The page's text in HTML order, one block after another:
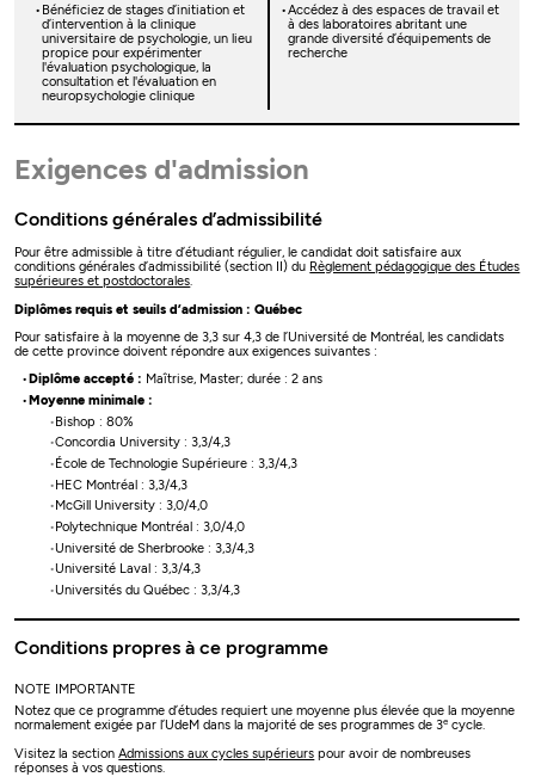
Bénéficiez de stages d’initiation et
d’intervention à la clinique
universitaire de psychologie, un lieu
propice pour expérimenter
l'évaluation psychologique, la
consultation et l'évaluation en
neuropsychologie clinique
Accédez à des espaces de travail et
à des laboratoires abritant une
grande diversité d’équipements de
recherche
Exigences d'admission
Conditions générales d’admissibilité
Pour être admissible à titre d’étudiant régulier, le candidat doit satisfaire aux
conditions générales d’admissibilité (section II) du Règlement pédagogique des Études
supérieures et postdoctorales.
Diplômes requis et seuils d’admission : Québec
Pour satisfaire à la moyenne de 3,3 sur 4,3 de l’Université de Montréal, les candidats
de cette province doivent répondre aux exigences suivantes :
Diplôme accepté : Maîtrise, Master; durée : 2 ans
Moyenne minimale :
Bishop : 80%
Concordia University : 3,3/4,3
École de Technologie Supérieure : 3,3/4,3
HEC Montréal : 3,3/4,3
McGill University : 3,0/4,0
Polytechnique Montréal : 3,0/4,0
Université de Sherbrooke : 3,3/4,3
Université Laval : 3,3/4,3
Universités du Québec : 3,3/4,3
Conditions propres à ce programme
NOTE IMPORTANTE
Notez que ce programme d’études requiert une moyenne plus élevée que la moyenne
normalement exigée par l’UdeM dans la majorité de ses programmes de 3e cycle.
Visitez la sectionAdmissions aux cycles supérieurs pour avoir de nombreuses
réponses à vos questions.